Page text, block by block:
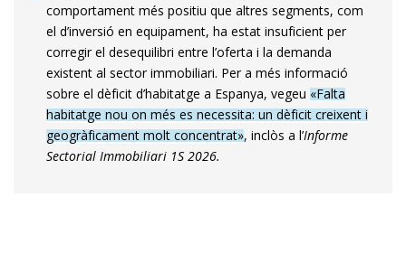
comportament més positiu que altres segments, com
el d’inversió en equipament, ha estat insuficient per
corregir el desequilibri entre l’oferta i la demanda
existent al sector immobiliari. Per a més informació
sobre el dèficit d’habitatge a Espanya, vegeu «Falta
habitatge nou on més es necessita: un dèficit creixent i
geogràficament molt concentrat», inclòs a l’Informe
Sectorial Immobiliari 1S 2026.